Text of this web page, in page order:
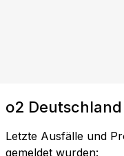
o2
Letzte Ausfälle und
gemeldet wurden: